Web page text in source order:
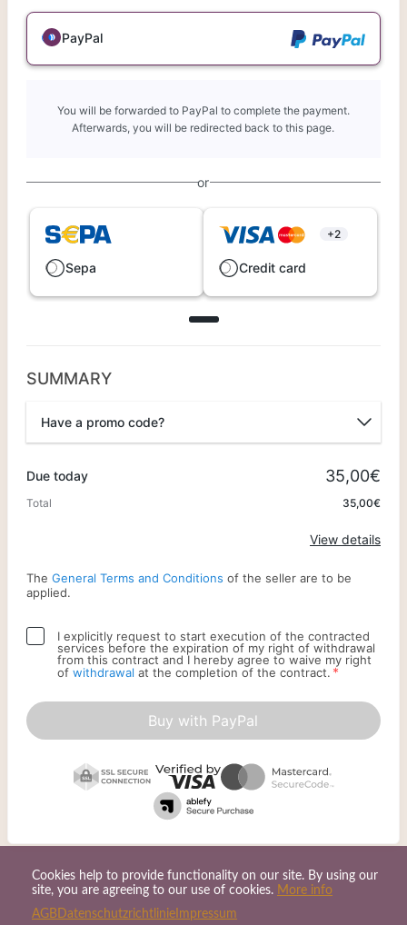
PayPal
You will be forwarded to PayPal to complete the payment.
Afterwards, you will be redirected back to this page.
or
Sepa
+2
Credit card
SUMMARY
Have a promo code?
Due today 35,00€
Total 35,00€
View details
The General Terms and Conditions of the seller are to be
applied.
I explicitly request to start execution of the contracted
services before the expiration of my right of withdrawal
from this contract and I hereby agree to waive my right
of withdrawal at the completion of the contract. *
Buy with PayPal
Cookies help to provide functionality on our site. By using our
site, you are agreeing to our use of cookies. More info
AGB Datenschutzrichtlinie Impressum